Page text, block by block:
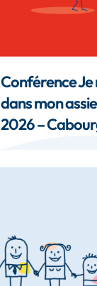
Conférence Je
dans mon
2026 –